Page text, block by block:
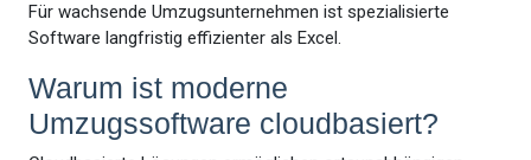
Für wachsende Umzugsunternehmen ist spezialisierte
Software langfristig effizienter als Excel.
Warum ist moderne
Umzugssoftware cloudbasiert?